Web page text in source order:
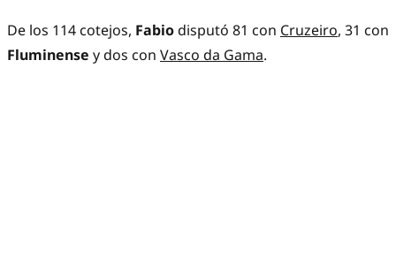
De los 114 cotejos, Fabiodisputó 81 con Cruzeiro, 31 con
Fluminense y dos con Vasco da Gama.